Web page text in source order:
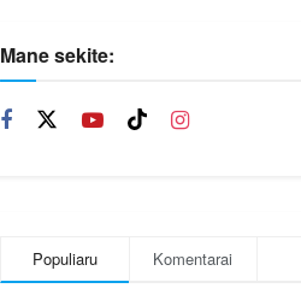
Mane sekite:
Populiaru Komentarai